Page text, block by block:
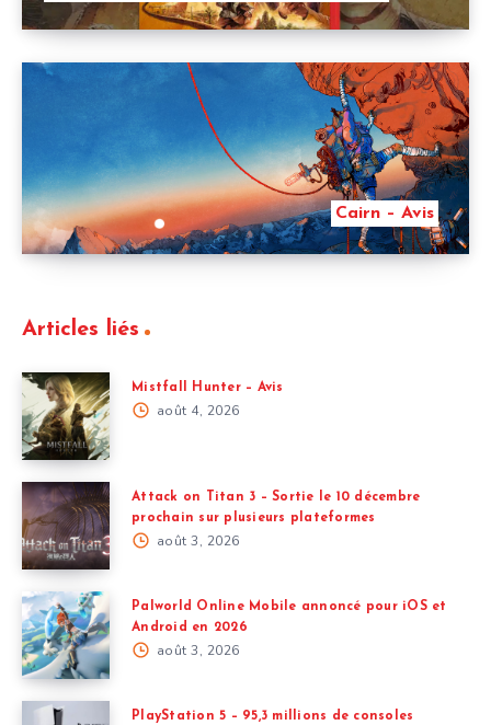
Cairn – Avis
Articles liés
Mistfall Hunter – Avis
août 4, 2026
Attack on Titan 3 – Sortie le 10 décembre
prochain sur plusieurs plateformes
août 3, 2026
Palworld Online Mobile annoncé pour iOS et
Android en 2026
août 3, 2026
PlayStation 5 – 95,3 millions de consoles